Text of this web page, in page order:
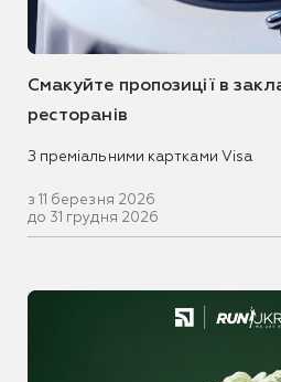
Смакуйте пропозиції в
ресторанів
З преміальними картками Visa
з 11 березня 2026
до 31 грудня 2026